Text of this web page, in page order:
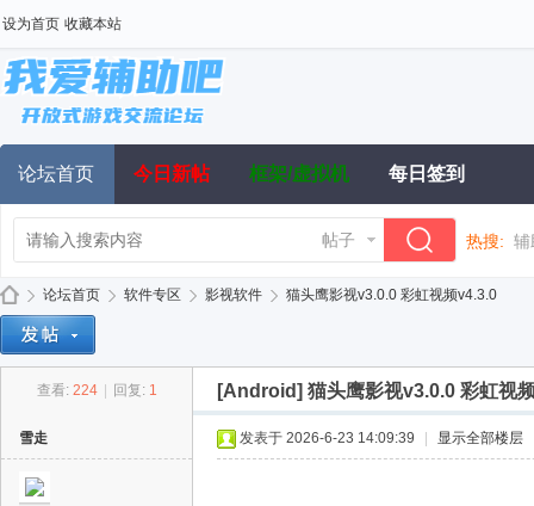
设为首页 收藏本站
论坛首页 今日新帖 框架/虚拟机 每日签到
帖子 热搜: 辅
论坛首页 软件专区 影视软件
›
猫头鹰影视v3.0.0 彩虹视频v4.3.0
查看: 224 回复: 1 [Android] 猫头鹰影视v3.0.0 彩虹视
雪走 发表于 2026-6-23 14:09:39 显示全部楼层